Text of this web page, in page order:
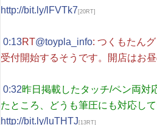
http://bit.ly/lFVTk7 [20RT]
0:13RT@toypla_info: つくもたん
受付開始するそうです。開店はお昼
0:32昨日掲載したタッチ/ペン両対
たところ、どうも筆圧にも対応し
http://bit.ly/luTHTJ [13RT]